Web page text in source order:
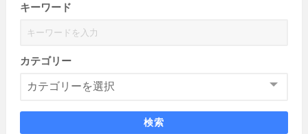
キーワード
カテゴリー
検索